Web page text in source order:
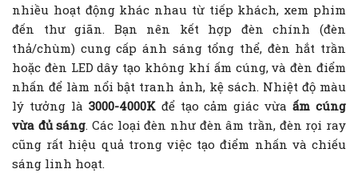
nhiều hoạt động khác nhau từ tiếp khách, xem phim
đến thư giãn. Bạn nên kết hợp đèn chính (đèn
thả/chùm) cung cấp ánh sáng tổng thể, đèn hắt trần
hoặc đèn LED dây tạo không khí ấm cúng, và đèn điểm
nhấn để làm nổi bật tranh ảnh, kệ sách. Nhiệt độ màu
lý tưởng là 3000-4000Kđể tạo cảm giác vừaấm cúng
vừa đủ sáng. Các loại đèn như đèn âm trần, đèn rọi ray
cũng rất hiệu quả trong việc tạo điểm nhấn và chiếu
sáng linh hoạt.